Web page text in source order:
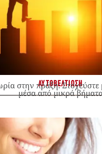
ΑΥΤΟΒΕΛΤΙΩΣΗ
στην πράξη:
μέσα από μικρά